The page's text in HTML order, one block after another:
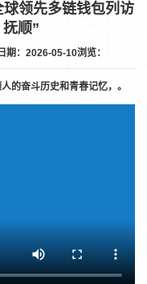
领先多链钱包列访
顺”
日期：2026-05-10浏览：
的奋斗历史和青春记忆，。